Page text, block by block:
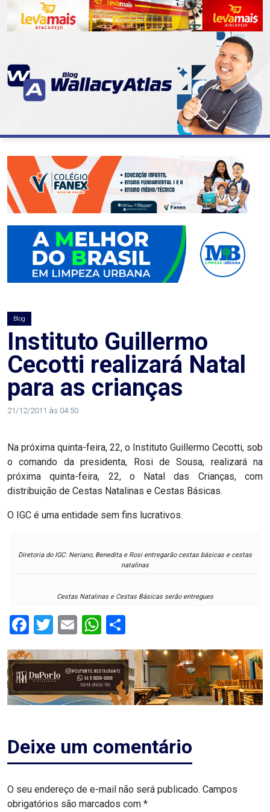
07
DE
ABASTECIMENTO
AÇÃO
SOCIAL
ADMINISTRAÇÃO
AGOSTO
ALEGRIA
ALRN
ANIVERSARIANTE
PARLAMENTAR
ARTIGO
ASSEMBLEIA
RN
ASSEMBLEIA
E
VOCÊ
ASSEMBLEIA
LEGISLATIVA
RN
ASSEMBLEIA
RN
Blog
Instituto Guillermo
Cecotti realizará Natal
para as crianças
21/12/2011 às 04:50
Na próxima quinta-feira, 22, o Instituto Guillermo Cecotti, sob
o comando da presidenta, Rosi de Sousa, realizará na
próxima quinta-feira, 22, o Natal das Crianças, com
distribuição de Cestas Natalinas e Cestas Básicas.
O IGC é uma entidade sem fins lucrativos.
Diretoria do IGC: Neriano, Benedita e Rosi entregarão cestas básicas e cestas
natalinas
Cestas Natalinas e Cestas Básicas serão entregues
Facebook
Twitter
EmailWhatsApp
Deixe um comentário
O seu endereço de e-mail não será publicado. Campos
obrigatórios são marcados com *